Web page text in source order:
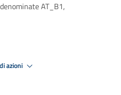
AT_B1,
azioni